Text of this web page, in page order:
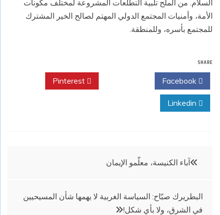
السلام. من الملح تلبية التطلعات المشروعة لمختلف مكونات
الأمة، وأمنيات المجتمع الدولي المهتم لصالح الخير المشترك
للمجتمع بأسره، وللمنطقة.
SHARE
تصفّح
آباء الكنيسة، معلّمو الإيمان
البطريرك صبّاح: السياسة الغربية لا يهمها شأن المسيحيين
في الشرق، ولا بأي شكل!